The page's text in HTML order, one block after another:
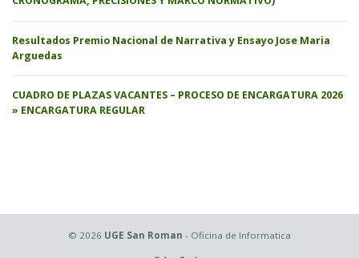
Resultados Premio Nacional de Narrativa y Ensayo Jose Maria
Arguedas
CUADRO DE PLAZAS VACANTES – PROCESO DE ENCARGATURA 2026
» ENCARGATURA REGULAR
© 2026 UGE San Roman - Oficina de Informatica